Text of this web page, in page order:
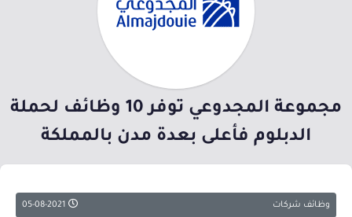
مجموعة المجدوعي توفر 10 وظائف لحملة
الدبلوم فأعلى بعدة مدن بالمملكة
وظائف شركات